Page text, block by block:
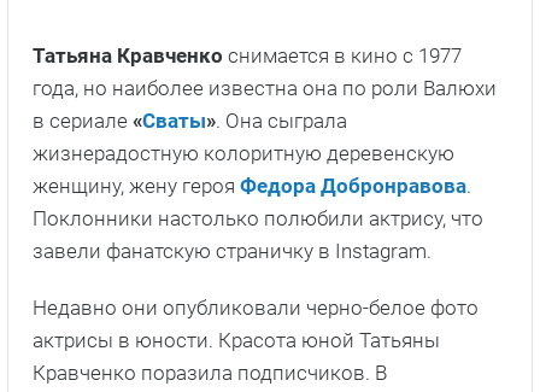
Татьяна Кравченко снимается в кино с 1977
года, но наиболее известна она по роли Валюхи
в сериале «Сваты». Она сыграла
жизнерадостную колоритную деревенскую
женщину, жену героя Федора Добронравова.
Поклонники настолько полюбили актрису, что
завели фанатскую страничку в Instagram.
Недавно они опубликовали черно-белое фото
актрисы в юности. Красота юной Татьяны
Кравченко поразила подписчиков. В